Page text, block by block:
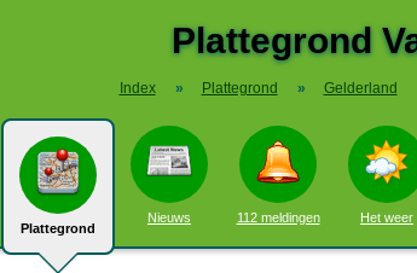
Plattegrond
Index » Plattegrond » Gelderland
Plattegrond
Nieuws 112 meldingen Het weer